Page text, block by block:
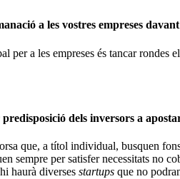
a les vostres empreses
per a les empreses és tancar
dels inversors a
que, a títol individual, busquen
sempre per satisfer necessitats no
haurà diverses startups que no